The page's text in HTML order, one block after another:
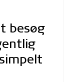
besøg